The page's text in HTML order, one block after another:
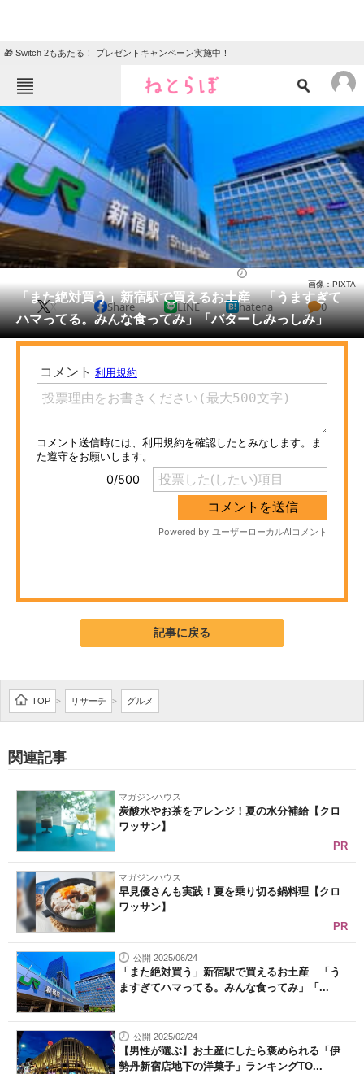
🎁 Switch 2もあたる！ プレゼントキャンペーン実施中！
ねとらぼメニュー
TOP
エンタメ クイズ
グルメ
住まい 教育・育児
動物 リサーチ
会員記事
メディア
ITの今と未来を見通す
スマホと通信の最新トレンド
進化するPCとデバイスの未来
マーケ×ITの今がよく分かる
ITエンジニア向け専門サイト
企業向けIT製品の総合サイト
製造業のIT導入・活用を支援
モノづくり技術者専門サイト
エレクトロニクス専門サイト
電子設計の基本と応用
エネルギーの専門メディア
建設×テクノロジーの最前線
ちょっと気になるネットの話題
「また絶対買う」新宿駅で買えるお土産 「うますぎて
ハマってる。みんな食ってみ」「バターしみっしみ」
画像：PIXTA
X Share LINE hatena 0
記事に戻る
TOP > リサーチ > グルメ
関連記事
マガジンハウス
炭酸水やお茶をアレンジ！夏の水分補給【クロ
ワッサン】
PR
マガジンハウス
早見優さんも実践！夏を乗り切る鍋料理【クロ
ワッサン】
PR
公開 2025/06/24
「また絶対買う」新宿駅で買えるお土産 「う
ますぎてハマってる。みんな食ってみ」「...
公開 2025/02/24
【男性が選ぶ】お土産にしたら褒められる「伊
勢丹新宿店地下の洋菓子」ランキングTO...